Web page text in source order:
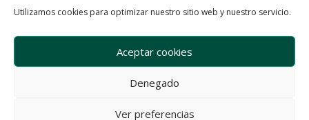
Utilizamos cookies para optimizar nuestro sitio web y nuestro servicio.
Aceptar cookies
Denegado
Ver preferencias
Primeros lectores
(101)
Aviso Legal
Condiciones de Venta